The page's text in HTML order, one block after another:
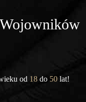
od 18 do50 lat!